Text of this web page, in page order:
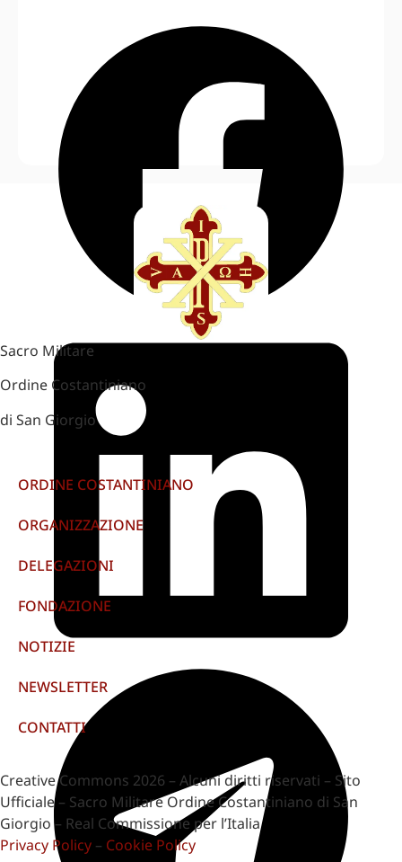
Sacro Militare
Ordine Costantiniano
di San Giorgio
ORDINE COSTANTINIANO
ORGANIZZAZIONE
DELEGAZIONI
FONDAZIONE
NOTIZIE
NEWSLETTER
CONTATTI
Creative Commons 2026 – Alcuni diritti riservati – Sito
Ufficiale – Sacro Militare Ordine Costantiniano di San
Giorgio – Real Commissione per l’Italia
Privacy Policy – Cookie Policy